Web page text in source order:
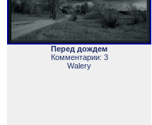
Перед дождем
Комментарии: 3
Walery